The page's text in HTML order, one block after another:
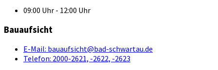
09:00 Uhr - 12:00 Uhr
Bauaufsicht
E-Mail: bauaufsicht@bad-schwartau.de
Telefon: 2000-2621, -2622, -2623